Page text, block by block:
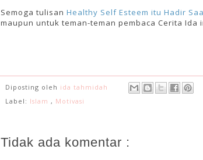
Semoga tulisan Healthy Self Esteem itu Hadir
maupun untuk teman-teman pembaca Cerita Ida
Diposting oleh ida tahmidah
Label: Islam , Motivasi
Tidak ada komentar :